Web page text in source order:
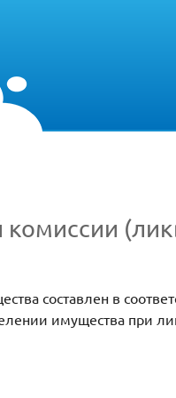
составлен в
имущества при